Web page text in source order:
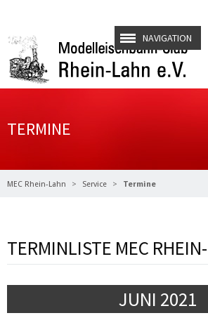
NAVIGATION
TERMINE
MEC Rhein-Lahn Service Termine
TERMINLISTE MEC
JUNI 2021